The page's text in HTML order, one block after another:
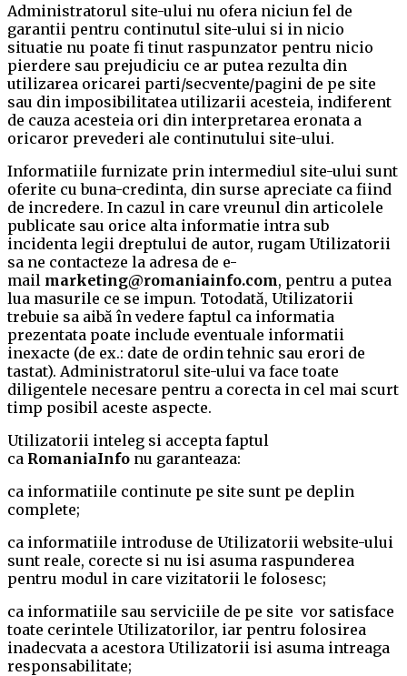
Administratorul site-ului nu ofera niciun fel de
garantii pentru continutul site-ului si in nicio
situatie nu poate fi tinut raspunzator pentru nicio
pierdere sau prejudiciu ce ar putea rezulta din
utilizarea oricarei parti/secvente/pagini de pe site
sau din imposibilitatea utilizarii acesteia, indiferent
de cauza acesteia ori din interpretarea eronata a
oricaror prevederi ale continutului site-ului.
Informatiile furnizate prin intermediul site-ului sunt
oferite cu buna-credinta, din surse apreciate ca fiind
de incredere. In cazul in care vreunul din articolele
publicate sau orice alta informatie intra sub
incidenta legii dreptului de autor, rugam Utilizatorii
sa ne contacteze la adresa de e-
mail marketing@romaniainfo.com, pentru a putea
lua masurile ce se impun. Totodată, Utilizatorii
trebuie sa aibă în vedere faptul ca informatia
prezentata poate include eventuale informatii
inexacte (de ex.: date de ordin tehnic sau erori de
tastat). Administratorul site-ului va face toate
diligentele necesare pentru a corecta in cel mai scurt
timp posibil aceste aspecte.
Utilizatorii inteleg si accepta faptul
ca RomaniaInfo nu garanteaza:
ca informatiile continute pe site sunt pe deplin
complete;
ca informatiile introduse de Utilizatorii website-ului
sunt reale, corecte si nu isi asuma raspunderea
pentru modul in care vizitatorii le folosesc;
ca informatiile sau serviciile de pe site vor satisface
toate cerintele Utilizatorilor, iar pentru folosirea
inadecvata a acestora Utilizatorii isi asuma intreaga
responsabilitate;